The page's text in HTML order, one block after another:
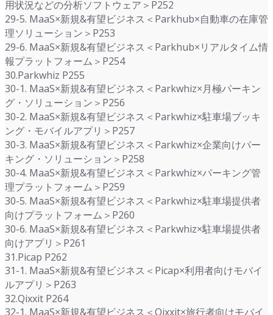
用状況などの分析ソフトウェア＞P252
29-5. MaaS×新規&有望ビジネス＜Parkhub×自動車の在庫管
理ソリューション＞P253
29-6. MaaS×新規&有望ビジネス＜Parkhub×リアルタイム情
報プラットフォーム＞P254
30.Parkwhiz P255
30-1. MaaS×新規&有望ビジネス＜Parkwhiz×月極パーキン
グ・ソリューション＞P256
30-2. MaaS×新規&有望ビジネス＜Parkwhiz×駐車場ブッキ
ング・モバイルアプリ＞P257
30-3. MaaS×新規&有望ビジネス＜Parkwhiz×企業向けパー
キング・ソリューション＞P258
30-4. MaaS×新規&有望ビジネス＜Parkwhiz×パーキング管
理プラットフォーム＞P259
30-5. MaaS×新規&有望ビジネス＜Parkwhiz×駐車場提供者
向けプラットフォーム＞P260
30-6. MaaS×新規&有望ビジネス＜Parkwhiz×駐車場提供者
向けアプリ＞P261
31.Picap P262
31-1. MaaS×新規&有望ビジネス＜Picap×利用者向けモバイ
ルアプリ＞P263
32.Qixxit P264
32-1. MaaS×新規&有望ビジネス＜Qixxit×旅行者向けモバイ